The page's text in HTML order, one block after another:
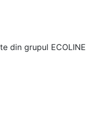
din grupul ECOLINE